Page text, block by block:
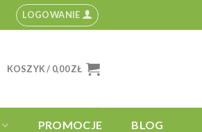
LOGOWANIE
KOSZYK / 0,00ZŁ
PROMOCJE BLOG